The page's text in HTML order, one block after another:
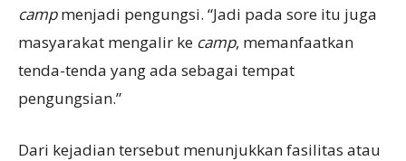
campmenjadi pengungsi. “Jadi pada sore itu juga
masyarakat mengalir ke camp, memanfaatkan
tenda-tenda yang ada sebagai tempat
pengungsian.”
Dari kejadian tersebut menunjukkan fasilitas atau